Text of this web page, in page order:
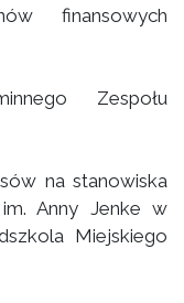
finansowych
Zespołu
na stanowiska
Anny Jenke w
Miejskiego